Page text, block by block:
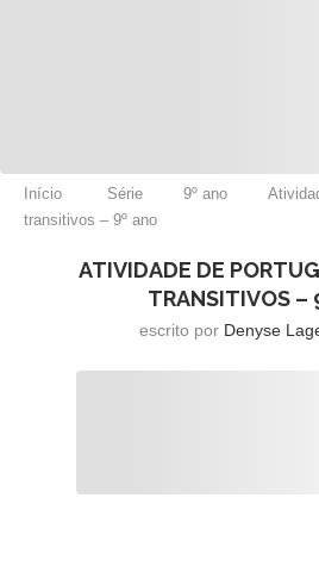
Início Série 9º ano
transitivos – 9º ano
ATIVIDADE DE
TRANSITIVOS –
escrito por Denyse